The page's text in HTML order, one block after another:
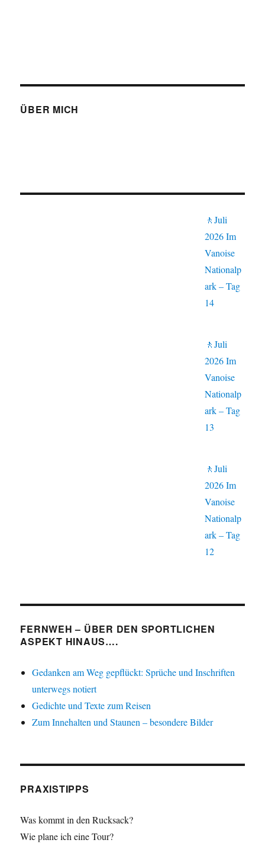
ÜBER MICH
🚶Juli
2026 Im
Vanoise
Nationalp
ark – Tag
14
🚶Juli
2026 Im
Vanoise
Nationalp
ark – Tag
13
🚶Juli
2026 Im
Vanoise
Nationalp
ark – Tag
12
FERNWEH – ÜBER DEN SPORTLICHEN
ASPEKT HINAUS….
Gedanken am Weg gepflückt: Sprüche und Inschriften
unterwegs notiert
Gedichte und Texte zum Reisen
Zum Innehalten und Staunen – besondere Bilder
PRAXISTIPPS
Was kommt in den Rucksack?
Wie plane ich eine Tour?